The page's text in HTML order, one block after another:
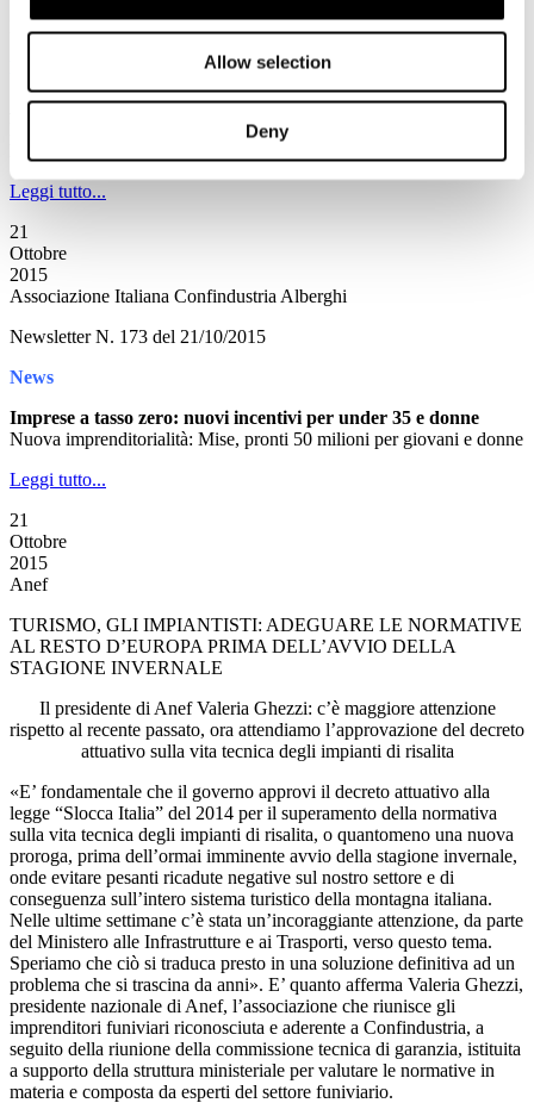
Allow selection
Deny
Newsletter N. 174 del 22/10/2015
Ammortizzatori sociali
Emanata la Circolare n. 27 - indennità di disoccupazione ASpI per i
Leggi tutto...
21
Ottobre
2015
Associazione Italiana Confindustria Alberghi
Newsletter N. 173 del 21/10/2015
News
Imprese a tasso zero: nuovi incentivi per under 35 e donne
Nuova imprenditorialità: Mise, pronti 50 milioni per giovani e donne
Leggi tutto...
21
Ottobre
2015
Anef
TURISMO, GLI IMPIANTISTI: ADEGUARE LE NORMATIVE
AL RESTO D’EUROPA PRIMA DELL’AVVIO DELLA
STAGIONE INVERNALE
Il presidente di Anef Valeria Ghezzi: c’è maggiore attenzione
rispetto al recente passato, ora attendiamo l’approvazione del decreto
attuativo sulla vita tecnica degli impianti di risalita
«E’ fondamentale che il governo approvi il decreto attuativo alla
legge “Slocca Italia” del 2014 per il superamento della normativa
sulla vita tecnica degli impianti di risalita, o quantomeno una nuova
proroga, prima dell’ormai imminente avvio della stagione invernale,
onde evitare pesanti ricadute negative sul nostro settore e di
conseguenza sull’intero sistema turistico della montagna italiana.
Nelle ultime settimane c’è stata un’incoraggiante attenzione, da parte
del Ministero alle Infrastrutture e ai Trasporti, verso questo tema.
Speriamo che ciò si traduca presto in una soluzione definitiva ad un
problema che si trascina da anni». E’ quanto afferma Valeria Ghezzi,
presidente nazionale di Anef, l’associazione che riunisce gli
imprenditori funiviari riconosciuta e aderente a Confindustria, a
seguito della riunione della commissione tecnica di garanzia, istituita
a supporto della struttura ministeriale per valutare le normative in
materia e composta da esperti del settore funiviario.